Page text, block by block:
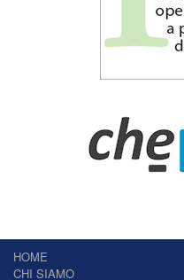
HOME
CHI SIAMO